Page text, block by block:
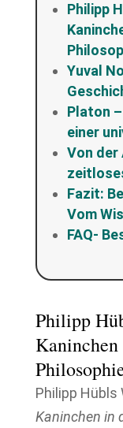
Philipp
Yuval
Platon
einer
Von der
Fazit:
Vom
FAQ-
Philipp
Philipp Hübls
Kaninchen in